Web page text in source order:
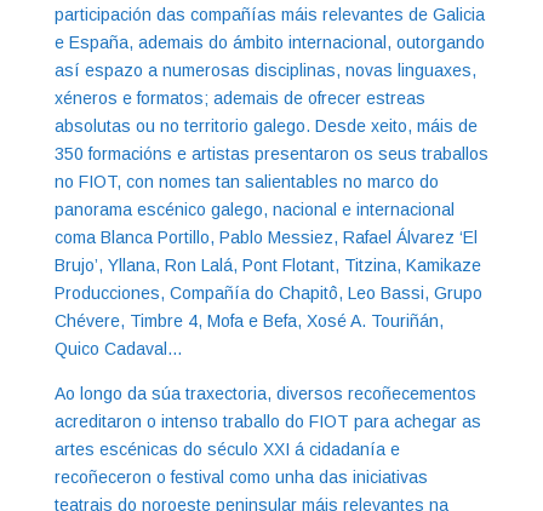
participación das compañías máis relevantes de Galicia
e España, ademais do ámbito internacional, outorgando
así espazo a numerosas disciplinas, novas linguaxes,
xéneros e formatos; ademais de ofrecer estreas
absolutas ou no territorio galego. Desde xeito, máis de
350 formacións e artistas presentaron os seus traballos
no FIOT, con nomes tan salientables no marco do
panorama escénico galego, nacional e internacional
coma Blanca Portillo, Pablo Messiez, Rafael Álvarez ‘El
Brujo’, Yllana, Ron Lalá, Pont Flotant, Titzina, Kamikaze
Producciones, Compañía do Chapitô, Leo Bassi, Grupo
Chévere, Timbre 4, Mofa e Befa, Xosé A. Touriñán,
Quico Cadaval…
Ao longo da súa traxectoria, diversos recoñecementos
acreditaron o intenso traballo do FIOT para achegar as
artes escénicas do século XXI á cidadanía e
recoñeceron o festival como unha das iniciativas
teatrais do noroeste peninsular máis relevantes na